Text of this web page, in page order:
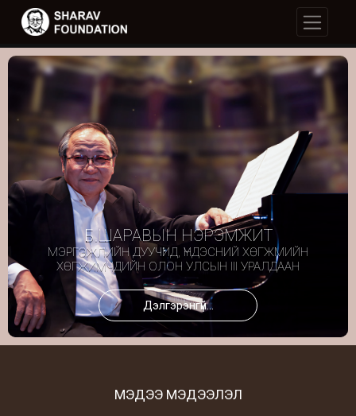
Б.ШАРАВЫН НЭРЭМЖИТ
МЭРГЭЖЛИЙН ДУУЧИД, ҮНДЭСНИЙ ХӨГЖМИЙН
ХӨГЖИМЧДИЙН ОЛОН УЛСЫН III УРАЛДААН
Дэлгэрэнгүй...
МЭДЭЭ МЭДЭЭЛЭЛ